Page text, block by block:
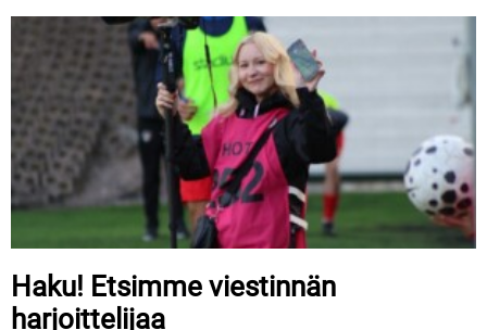
Haku! Etsimme viestinnän
harjoittelijaa